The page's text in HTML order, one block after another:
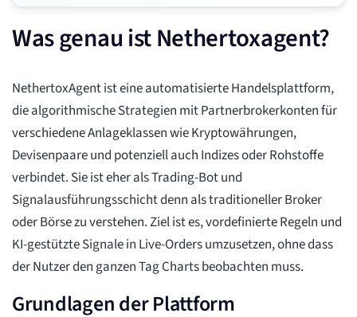
Was genau ist Nethertoxagent?
NethertoxAgent ist eine automatisierte Handelsplattform,
die algorithmische Strategien mit Partnerbrokerkonten für
verschiedene Anlageklassen wie Kryptowährungen,
Devisenpaare und potenziell auch Indizes oder Rohstoffe
verbindet. Sie ist eher als Trading-Bot und
Signalausführungsschicht denn als traditioneller Broker
oder Börse zu verstehen. Ziel ist es, vordefinierte Regeln und
KI-gestützte Signale in Live-Orders umzusetzen, ohne dass
der Nutzer den ganzen Tag Charts beobachten muss.
Grundlagen der Plattform